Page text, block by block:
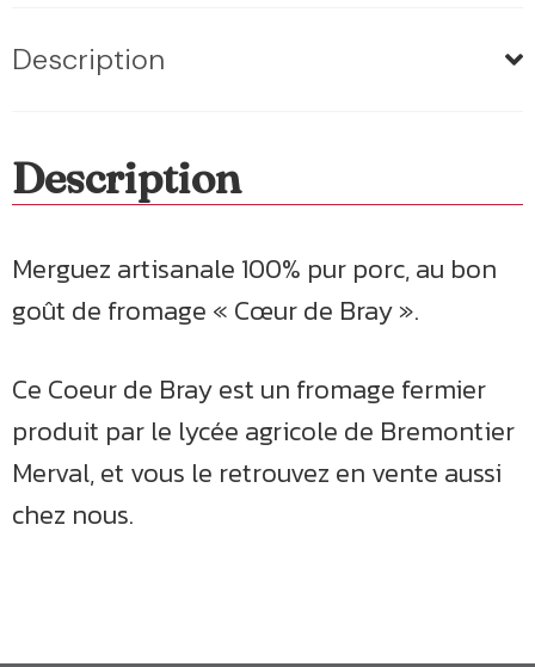
Description
Description
Merguez artisanale 100% pur porc, au bon
goût de fromage « Cœur de Bray ».
Ce Coeur de Bray est un fromage fermier
produit par le lycée agricole de Bremontier
Merval, et vous le retrouvez en vente aussi
chez nous.